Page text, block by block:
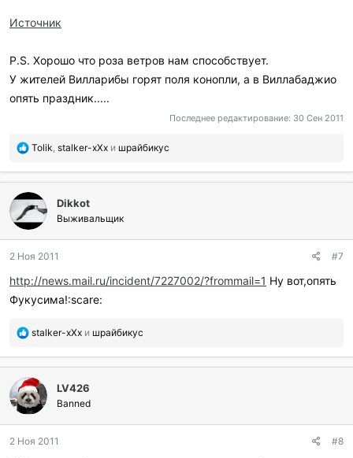
Источник
P.S. Хорошо что роза ветров нам способствует.
У жителей Вилларибы горят поля конопли, а в Виллабаджио
опять праздник.....
Последнее редактирование: 30 Сен 2011
П
б
л
а
о
а
и
л
:
Tolik, stalker-xXx и шрайбикус
Dikkot
Выживальщик
2 Ноя 2011 #7
http://news.mail.ru/incident/7227002/?frommail=1 Ну вот,опять
Фукусима!:scare:
П
б
л
а
г
о
а
stalker-xXx и шрайбикус
LV426
Banned
2 Ноя 2011 #8